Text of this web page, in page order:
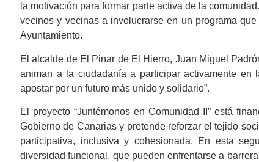
la motivación para formar parte activa de la
vecinos y vecinas a involucrarse en un programa
Ayuntamiento.
El alcalde de El Pinar de El Hierro, Juan Miguel
animan a la ciudadanía a participar activamente
apostar por un futuro más unido y solidario”.
El proyecto “Juntémonos en Comunidad II” está
Gobierno de Canarias y pretende reforzar el tejido
participativa, inclusiva y cohesionada. En esta
diversidad funcional, que pueden enfrentarse a